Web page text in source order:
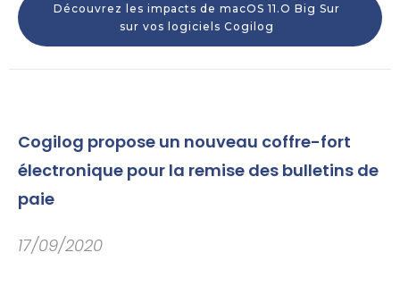
Découvrez les impacts de macOS 11.O Big Sur
sur vos logiciels Cogilog
Cogilog propose un nouveau coffre-fort
électronique pour la remise des bulletins de
paie
17/09/2020